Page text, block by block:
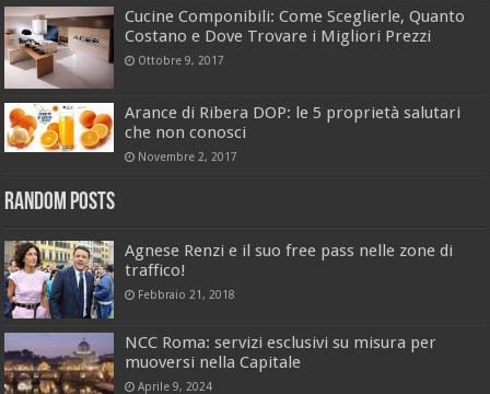
Cucine Componibili: Come Sceglierle, Quanto
Costano e Dove Trovare i Migliori Prezzi
Ottobre 9, 2017
Arance di Ribera DOP: le 5 proprietà salutari
che non conosci
Novembre 2, 2017
Random Posts
Agnese Renzi e il suo free pass nelle zone di
traffico!
Febbraio 21, 2018
NCC Roma: servizi esclusivi su misura per
muoversi nella Capitale
Aprile 9, 2024